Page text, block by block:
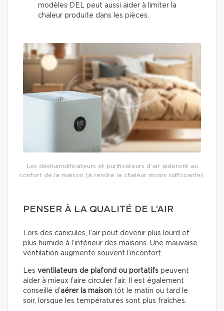
modèles DEL peut aussi aider à limiter la
chaleur produite dans les pièces.
Les déshumidificateurs et purificateurs d’air aideront au
confort de la maison (à rendre la chaleur moins suffocante).
PENSER À LA QUALITÉ DE L’AIR
Lors des canicules, l’air peut devenir plus lourd et
plus humide à l’intérieur des maisons. Une mauvaise
ventilation augmente souvent l’inconfort.
Les ventilateurs de plafond ou portatifs peuvent
aider à mieux faire circuler l’air. Il est également
conseillé d’aérer la maison tôt le matin ou tard le
soir, lorsque les températures sont plus fraîches.